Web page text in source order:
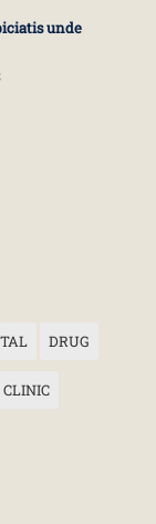
unde
DRUG